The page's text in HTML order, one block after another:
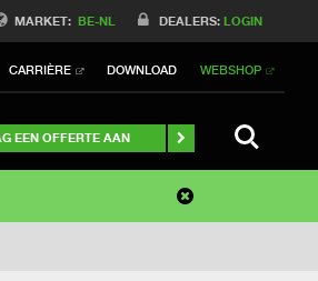
MARKET: BE-NL DEALERS: LOGIN
CARRIÈRE DOWNLOAD WEBSHOP
EEN OFFERTE AAN